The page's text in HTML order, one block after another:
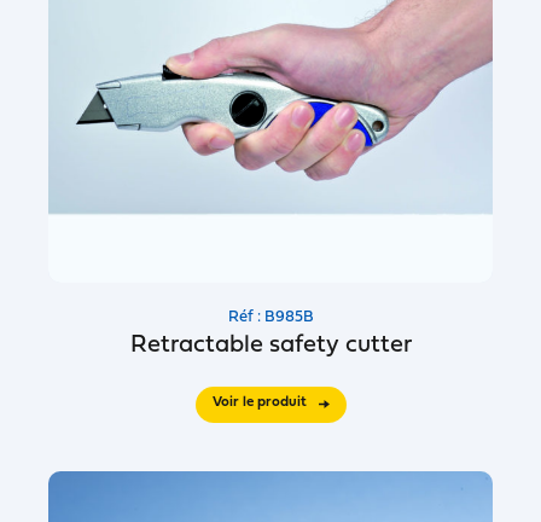
Réf : B985B
Retractable safety cutter
Voir le produit